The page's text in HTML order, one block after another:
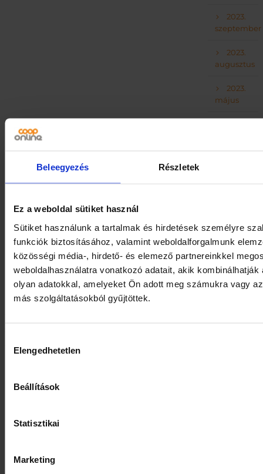
Beleegyezés Részletek
Ez a weboldal sütiket használ
Sütiket használunk a tartalmak és hirdetések személyre
funkciók biztosításához, valamint weboldalforgalmunk
közösségi média-, hirdető- és elemező partnereinkkel
weboldalhasználatra vonatkozó adatait, akik kombinálhatják
olyan adatokkal, amelyeket Ön adott meg számukra vagy
más szolgáltatásokból gyűjtöttek.
kiválasztása
Elengedhetetlen
Beállítások
Statisztikai
Marketing
Oszd meg ezt a
2023.
szeptember
2023.
augusztus
2023.
május
2023.
január
2022.
december